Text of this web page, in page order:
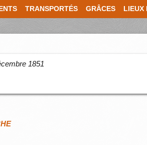
TRANSPORTÉS GRÂCES LIEUX
1851